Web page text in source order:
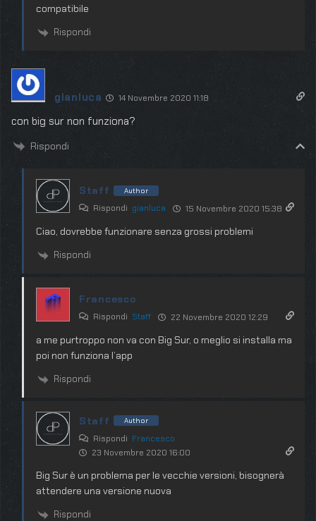
compatibile
Rispondi
gianluca 14 Novembre 2020 11:18
con big sur non funziona?
Rispondi
Staff Author
Rispondi gianluca 15 Novembre 2020 15:38
Ciao, dovrebbe funzionare senza grossi problemi
Rispondi
Francesco
Rispondi Staff 22 Novembre 2020 12:29
a me purtroppo non va con Big Sur, o meglio si installa ma
poi non funziona l’app
Rispondi
Staff Author
Rispondi Francesco
23 Novembre 2020 16:00
Big Sur è un problema per le vecchie versioni, bisognerà
attendere una versione nuova
Rispondi